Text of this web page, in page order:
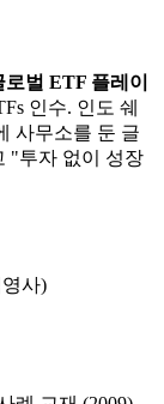
벌 ETF 플레이
인수. 인도 쉐
사무소를 둔 글
"투자 없이 성장
사)